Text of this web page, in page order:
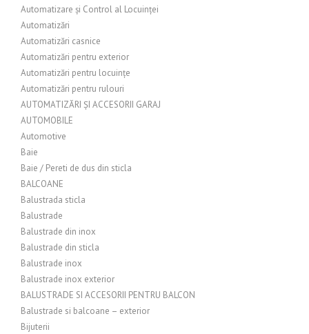
Automatizare și Control al Locuinței
Automatizări
Automatizări casnice
Automatizări pentru exterior
Automatizări pentru locuințe
Automatizări pentru rulouri
AUTOMATIZĂRI ȘI ACCESORII GARAJ
AUTOMOBILE
Automotive
Baie
Baie / Pereti de dus din sticla
BALCOANE
Balustrada sticla
Balustrade
Balustrade din inox
Balustrade din sticla
Balustrade inox
Balustrade inox exterior
BALUSTRADE SI ACCESORII PENTRU BALCON
Balustrade si balcoane – exterior
Bijuterii